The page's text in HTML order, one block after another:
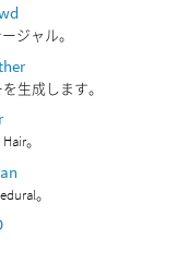
ジャル。
生成します。
。
。